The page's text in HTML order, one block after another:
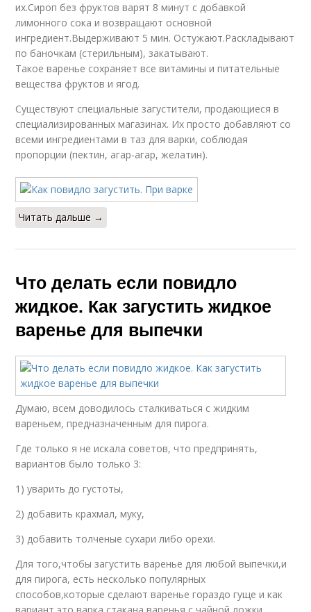
их.Сироп без фруктов варят 8 минут с добавкой
лимонного сока и возвращают основной
ингредиент.Выдерживают 5 мин. Остужают.Раскладывают
по баночкам (стерильным), закатывают.
Такое варенье сохраняет все витамины и питательные
вещества фруктов и ягод.
Существуют специальные загустители, продающиеся в
специализированных магазинах. Их просто добавляют со
всеми ингредиентами в таз для варки, соблюдая
пропорции (пектин, агар-агар, желатин).
Читать дальше →
Что делать если повидло
жидкое. Как загустить жидкое
варенье для выпечки
Думаю, всем доводилось сталкиваться с жидким
вареньем, предназначенным для пирога.
Где только я не искала советов, что предпринять,
вариантов было только 3:
1) уварить до густоты,
2) добавить крахмал, муку,
3) добавить толченые сухари либо орехи.
Для того,чтобы загустить варенье для любой выпечки,и
для пирога, есть несколько популярных
способов,которые сделают варенье гораздо гуще и как